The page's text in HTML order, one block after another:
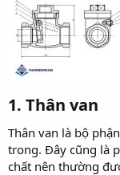
1. Thân van​
Thân van là bộ
trong. Đây cũng là
chất nên thường